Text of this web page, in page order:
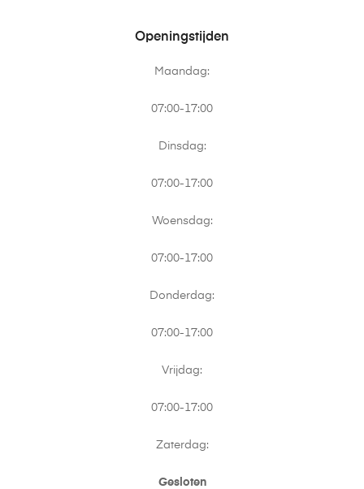
Openingstijden
Maandag:
07:00-17:00
Dinsdag:
07:00-17:00
Woensdag:
07:00-17:00
Donderdag:
07:00-17:00
Vrijdag:
07:00-17:00
Zaterdag:
Gesloten